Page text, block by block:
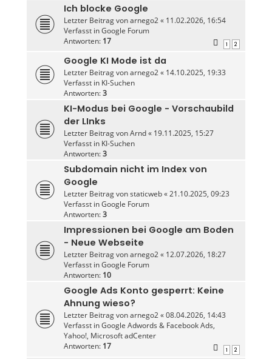
Ich blocke Google
Letzter Beitrag vonarnego2« 11.02.2026, 16:54
Verfasst inGoogle Forum
Antworten: 17 1 2
Google KI Mode ist da
Letzter Beitrag vonarnego2« 14.10.2025, 19:33
Verfasst in KI-Suchen
Antworten:3
KI-Modus bei Google - Vorschaubild
der LInks
Letzter Beitrag vonArnd« 19.11.2025, 15:27
Verfasst in KI-Suchen
Antworten:3
Subdomain nicht im Index von
Google
Letzter Beitrag vonstaticweb«21.10.2025, 09:23
Verfasst inGoogle Forum
Antworten:3
Impressionen bei Google am Boden
- Neue Webseite
Letzter Beitrag vonarnego2« 12.07.2026, 18:27
Verfasst inGoogle Forum
Antworten: 10
Google Ads Konto gesperrt: Keine
Ahnung wieso?
Letzter Beitrag vonarnego2«08.04.2026, 14:43
Verfasst inGoogle Adwords & Facebook Ads,
Yahoo!, Microsoft adCenter
Antworten: 17 1 2